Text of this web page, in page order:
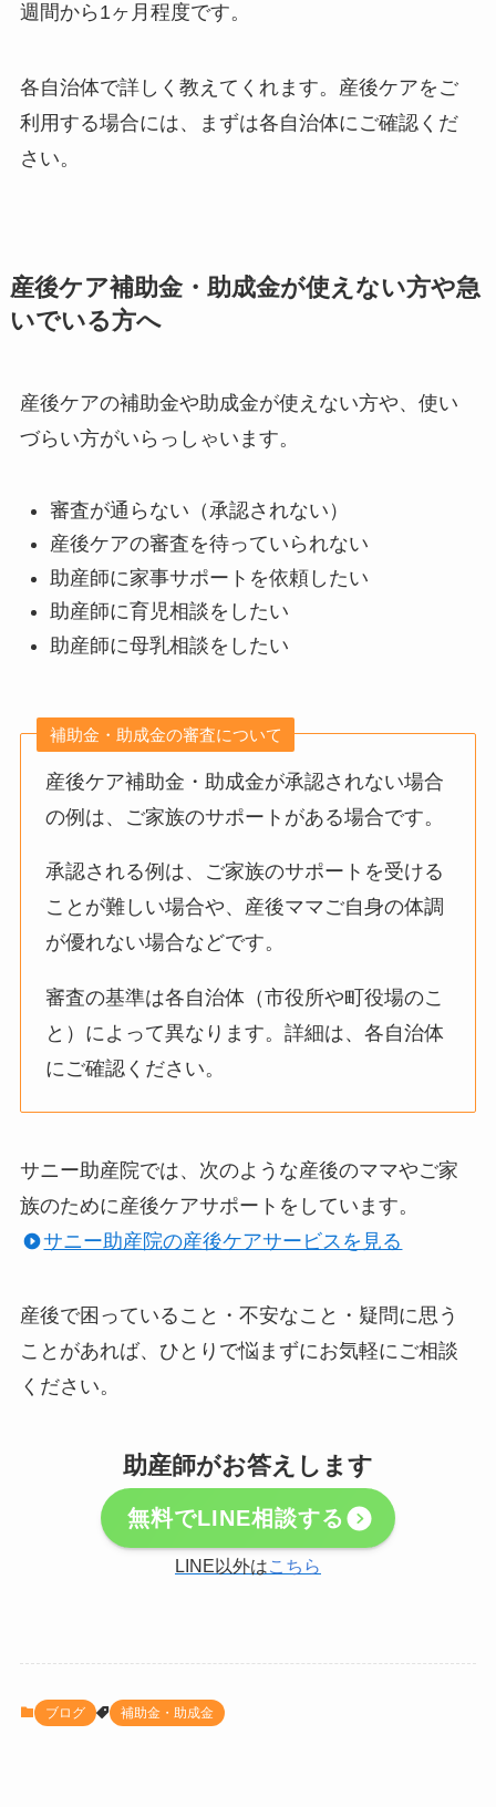
週間から1ヶ月程度です。
各自治体で詳しく教えてくれます。産後ケアをご
利用する場合には、まずは各自治体にご確認くだ
さい。
産後ケア補助金・助成金が使えない方や急
いでいる方へ
産後ケアの補助金や助成金が使えない方や、使い
づらい方がいらっしゃいます。
審査が通らない（承認されない）
産後ケアの審査を待っていられない
助産師に家事サポートを依頼したい
助産師に育児相談をしたい
助産師に母乳相談をしたい
補助金・助成金の審査について
産後ケア補助金・助成金が承認されない場合
の例は、ご家族のサポートがある場合です。
承認される例は、ご家族のサポートを受ける
ことが難しい場合や、産後ママご自身の体調
が優れない場合などです。
審査の基準は各自治体（市役所や町役場のこ
と）によって異なります。詳細は、各自治体
にご確認ください。
サニー助産院では、次のような産後のママやご家
族のために産後ケアサポートをしています。
サニー助産院の産後ケアサービスを見る
産後で困っていること・不安なこと・疑問に思う
ことがあれば、ひとりで悩まずにお気軽にご相談
ください。
助産師がお答えします
無料でLINE相談する
LINE以外はこちら
ブログ 補助金・助成金